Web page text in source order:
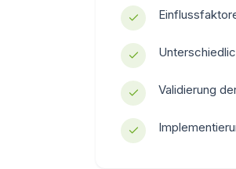
Validierung